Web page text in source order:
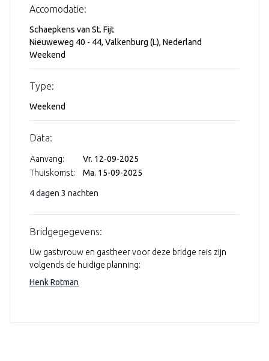
Accomodatie:
Schaepkens van St. Fijt
Nieuweweg 40 - 44, Valkenburg (L), Nederland
Weekend
Type:
Weekend
Data:
Aanvang:
Vr. 12-09-2025
Thuiskomst:
Ma. 15-09-2025
4 dagen 3 nachten
Bridgegegevens:
Uw gastvrouw en gastheer voor deze bridge reis zijn
volgends de huidige planning:
Henk Rotman